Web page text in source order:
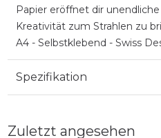
Papier eröffnet dir
Kreativität zum Strahlen zu
A4 - Selbstklebend - Swiss
Spezifikation
Zuletzt angesehen